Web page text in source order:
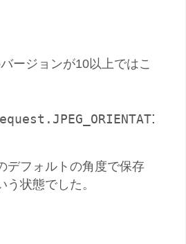
ージョンが10以上ではこ
デフォルトの角度で保存
う状態でした。